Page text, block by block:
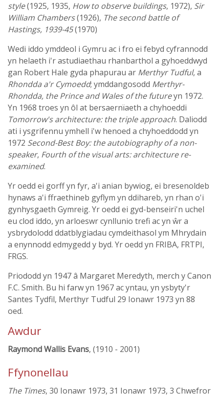
style(1925, 1935, How to observe buildings, 1972), Sir
William Chambers(1926), The second battle of
Hastings, 1939-45(1970)
Wedi iddo ymddeol i Gymru ac i fro ei febyd cyfrannodd
yn helaeth i'r astudiaethau rhanbarthol a gyhoeddwyd
gan Robert Hale gyda phapurau ar Merthyr Tudful, a
Rhondda a'r Cymoedd; ymddangosodd Merthyr-
Rhondda, the Prince and Wales of the futureyn 1972.
Yn 1968 troes yn ôl at bersaernïaeth a chyhoeddi
Tomorrow's architecture: the triple approach. Daliodd
ati i ysgrifennu ymhell i'w henoed a chyhoeddodd yn
1972 Second-Best Boy: the autobiography of a non-
speaker, Fourth of the visual arts: architecture re-
examined.
Yr oedd ei gorff yn fyr, a'i anian bywiog, ei bresenoldeb
hynaws a'i ffraethineb gyflym yn ddihareb, yn rhan o'i
gynhysgaeth Gymreig. Yr oedd ei gyd-benseiri'n uchel
eu clod iddo, yn arloeswr cynllunio trefi ac yn ŵr a
ysbrydolodd ddatblygiadau cymdeithasol ym Mhrydain
a enynnodd edmygedd y byd. Yr oedd yn FRIBA, FRTPI,
FRGS.
Priododd yn 1947 â Margaret Meredyth, merch y Canon
F.C. Smith. Bu hi farw yn 1967 ac yntau, yn ysbyty'r
Santes Tydfil, Merthyr Tudful 29 Ionawr 1973 yn 88
oed.
Awdur
Raymond Wallis Evans, (1910 - 2001)
Ffynonellau
The Times, 30 Ionawr 1973, 31 Ionawr 1973, 3 Chwefror